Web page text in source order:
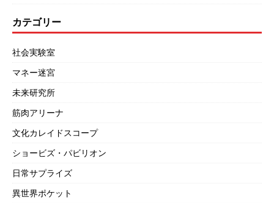
カテゴリー
社会実験室
マネー迷宮
未来研究所
筋肉アリーナ
文化カレイドスコープ
ショービズ・パビリオン
日常サプライズ
異世界ポケット